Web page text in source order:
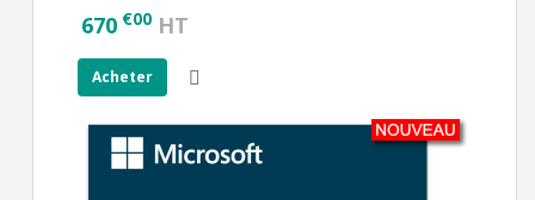
670 €00 HT
Acheter